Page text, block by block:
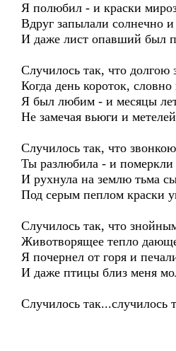
Я полюбил - и краски
Вдруг запылали солнечно и
И даже лист опавший был
Случилось так, что долгою
Когда день короток,
Я был любим - и месяцы
Не замечая вьюги и
Случилось так, что
Ты разлюбила - и померкли
И рухнула на землю тьма
Под серым пеплом краски
Случилось так, что
Животворящее тепло
Я почернел от горя и
И даже птицы близ меня
Случилось так...случилось